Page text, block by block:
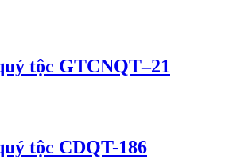
tộc GTCNQT–21
tộc CDQT-186